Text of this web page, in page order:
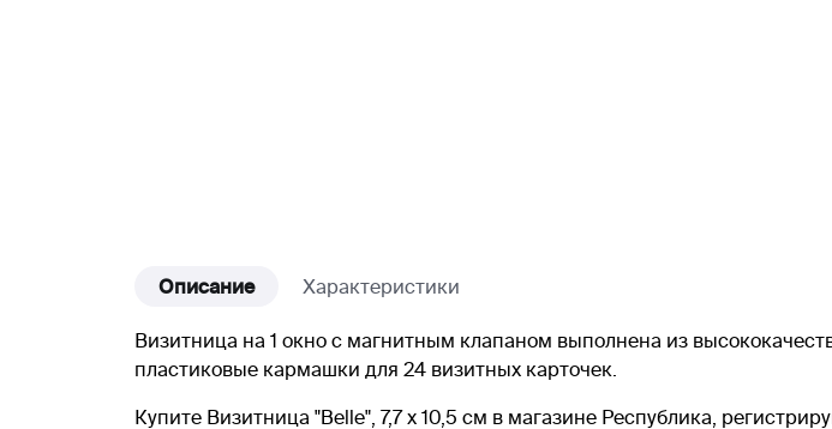
Описание Характеристики
Визитница на 1 окно с магнитным клапаном выполнена из
пластиковые кармашки для 24 визитных карточек.
Купите Визитница "Belle", 7,7 х 10,5 см в магазине Республика,